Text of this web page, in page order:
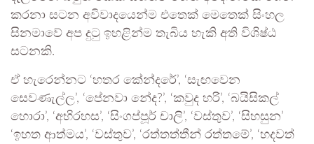
කරනා සටන අවිවාදයෙන්ම එතෙක් මෙතෙක් සිංහල
සිනමාවේ අප දුටු ඉහළින්ම තැබිය හැකි අති විශිෂ්ඨ
සටනකි.
ඒ හැරෙන්නට ‘හතර කේන්දරේ’, ‘සැඟවෙන
සෙවණැල්ල’, ‘පේනවා නේද?’, ‘කවුද හරි’, ‘බයිසිකල්
හොරා’, ‘අභිරහස’, ‘සිංගප්පූර් චාලි’, ‘වස්තුව’, ‘සිහසුන’
‘ඉහත ආත්මය’, ‘වස්තුව’, ‘රත්තත්තීන් රත්තමේ’, ‘හදවත්